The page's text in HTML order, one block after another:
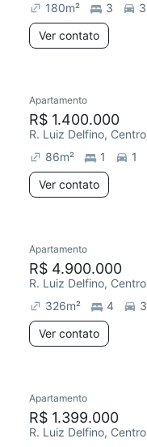
180m² 3
3
Ver contato
Apartamento
R$ 1.400.000
R. Luiz Delfino, Centro
86m² 1
1
Ver contato
Apartamento
R$ 4.900.000
R. Luiz Delfino, Centro
326m² 4
3
Ver contato
Apartamento
R$ 1.399.000
R. Luiz Delfino, Centro